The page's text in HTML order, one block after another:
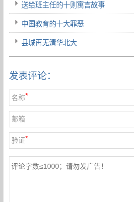
送给班主任的十则寓言故事
中国教育的十大罪恶
县城再无清华北大
发表评论：
名称*
邮箱
验证*